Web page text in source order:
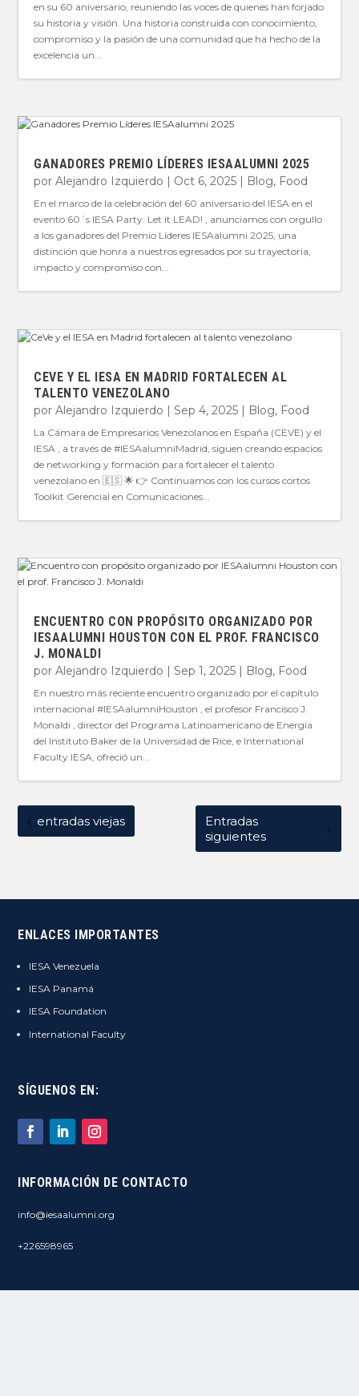
en su 60 aniversario, reuniendo las voces de quienes han forjado
su historia y visión. Una historia construida con conocimiento,
compromiso y la pasión de una comunidad que ha hecho de la
excelencia un...
GANADORES PREMIO LÍDERES IESAALUMNI 2025
porAlejandro Izquierdo Oct 6, 2025 Blog, Food
En el marco de la celebración del 60 aniversario del IESA en el
evento 60´s IESA Party. Let it LEAD! , anunciamos con orgullo
a los ganadores del Premio Líderes IESAalumni 2025, una
distinción que honra a nuestros egresados por su trayectoria,
impacto y compromiso con...
CEVE Y EL IESA EN MADRID FORTALECEN AL
TALENTO VENEZOLANO
porAlejandro Izquierdo |Sep 4, 2025 | Blog, Food
La Cámara de Empresarios Venezolanos en España (CEVE) y el
IESA , a través de #IESAalumniMadrid, siguen creando espacios
de networking y formación para fortalecer el talento
venezolano en 🇪🇸 🌟 👉 Continuamos con los cursos cortos
Toolkit Gerencial en Comunicaciones...
ENCUENTRO CON PROPÓSITO ORGANIZADO POR
IESAALUMNI HOUSTON CON EL PROF. FRANCISCO
J. MONALDI
porAlejandro Izquierdo |Sep 1, 2025 | Blog, Food
En nuestro más reciente encuentro organizado por el capítulo
internacional #IESAalumniHouston , el profesor Francisco J.
Monaldi , director del Programa Latinoamericano de Energía
del Instituto Baker de la Universidad de Rice, e International
Faculty IESA, ofreció un...
entradas viejas
Entradas
siguientes
ENLACES IMPORTANTES
IESA Venezuela
IESA Panamá
IESA Foundation
International Faculty
SÍGUENOS EN:
INFORMACIÓN DE CONTACTO
info@iesaalumni.org
+226598965